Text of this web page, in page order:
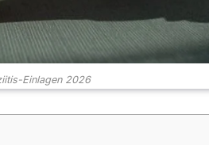
Einlagen 2026